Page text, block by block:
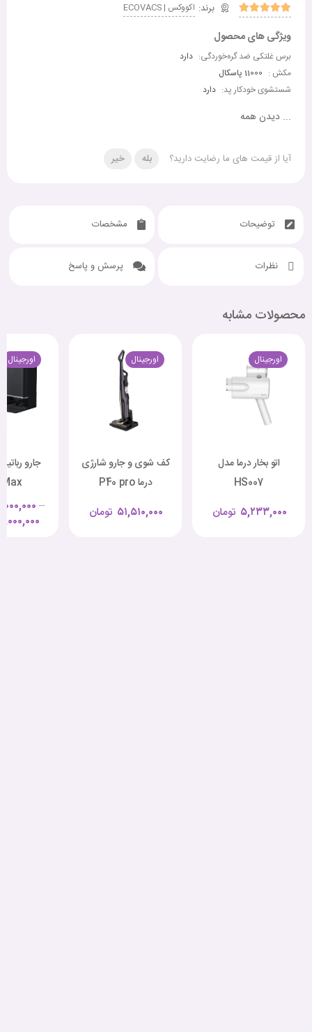
اکووکس | ECOVACS
ویژگی های محصول
برس غلتکی ضد گره‌خوردگی: دارد
مکش :
شستشوی خودکار پد: دارد
... دیدن همه
آیا از قیمت های ما رضایت دارید؟ بله خیر
توضیحات مشخصات
نظرات پرسش و پاسخ
محصولات مشابه
اورجینال
اتو بخار درما مدل
HS007
تومان ۵,۲۳۳,۰۰۰
اورجینال
کف شوی و جارو شارژی
درما P40 pro
تومان ۵۱,۵۱۰,۰۰۰
اورجینال
جارو
–